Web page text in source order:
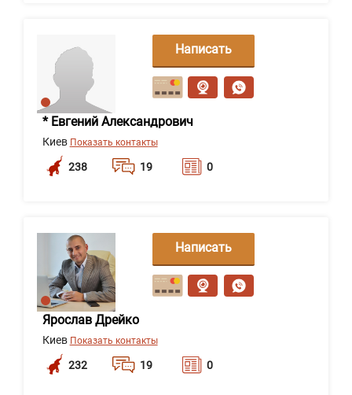
* Евгений Александрович
Киев Показать контакты
238 19 0
Написать
сообщение
Ярослав Дрейко
Киев Показать контакты
232 19 0
Написать
сообщение